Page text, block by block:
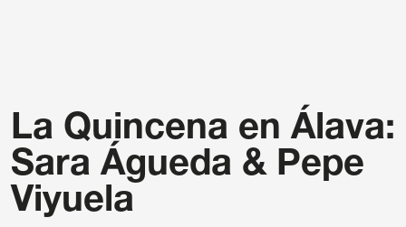
La Quincena en Álava:
Sara Águeda & Pepe
Viyuela